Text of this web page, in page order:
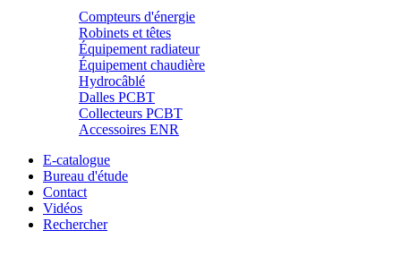
Compteurs d'énergie
Robinets et têtes
Équipement radiateur
Équipement chaudière
Hydrocâblé
Dalles PCBT
Collecteurs PCBT
Accessoires ENR
E-catalogue
Bureau d'étude
Contact
Vidéos
Rechercher